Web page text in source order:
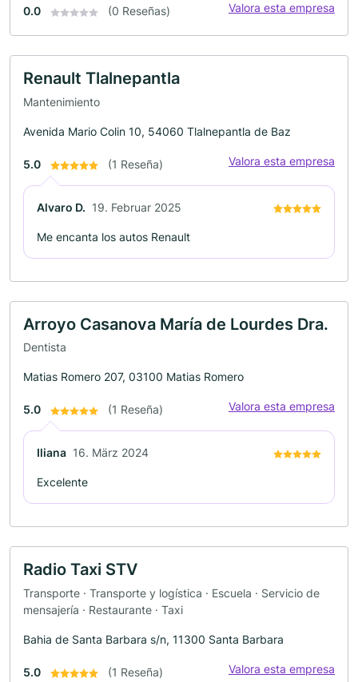
0.0 (0 Reseñas) Valora esta empresa
Renault Tlalnepantla
Mantenimiento
Avenida Mario Colin 10, 54060 Tlalnepantla de Baz
5.0 (1 Reseña) Valora esta empresa
Alvaro D. 19. Februar 2025
Me encanta los autos Renault
Arroyo Casanova María de Lourdes Dra.
Dentista
Matias Romero 207, 03100 Matias Romero
5.0 (1 Reseña) Valora esta empresa
Iliana 16. März 2024
Excelente
Radio Taxi STV
Transporte · Transporte y logística · Escuela · Servicio de
mensajería · Restaurante · Taxi
Bahia de Santa Barbara s/n, 11300 Santa Barbara
5.0 (1 Reseña) Valora esta empresa